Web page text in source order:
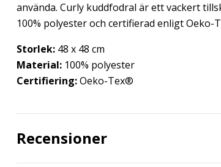
använda. Curly kuddfodral är ett vackert
100% polyester och certifierad enligt Oeko-
Storlek: 48 x 48 cm
Material: 100% polyester
Certifiering:Oeko-Tex®
Recensioner